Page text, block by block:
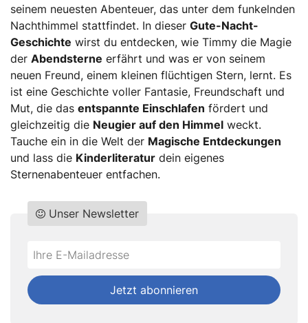
seinem neuesten Abenteuer, das unter dem funkelnden
Nachthimmel stattfindet. In dieser Gute-Nacht-
Geschichte wirst du entdecken, wie Timmy die Magie
der Abendsterne erfährt und was er von seinem
neuen Freund, einem kleinen flüchtigen Stern, lernt. Es
ist eine Geschichte voller Fantasie, Freundschaft und
Mut, die das entspannte Einschlafen fördert und
gleichzeitig die Neugier auf den Himmel weckt.
Tauche ein in die Welt der Magische Entdeckungen
und lass die Kinderliteratur dein eigenes
Sternenabenteuer entfachen.
Do
fill
this
Unser Newsletter
*Ihre
Mailadresse:
Jetzt abonnieren